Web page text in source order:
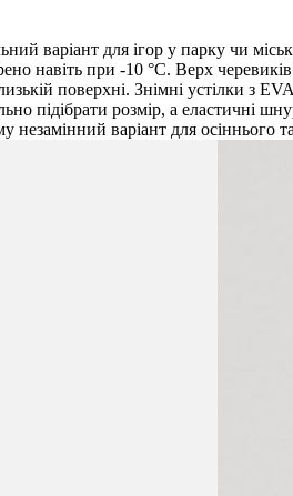
варіант для ігор у парку чи
навіть при -10 °C. Верх
поверхні. Знімні устілки
підібрати розмір, а еластичні
варіант для осіннього